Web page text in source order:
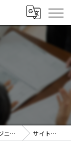
秋田で建設コンサルタントの求人なら興建エンジニアリング株式会社 サイトマップ